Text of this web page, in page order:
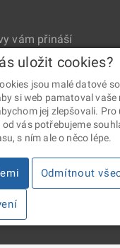
vám přináší
agentura • Informace
1999 Sb., o svobodném
uložit cookies?
jsou malé datové
si web pamatoval vaše
jej zlepšovali. Pro
vás potřebujeme
s ním ale o něco lépe.
Odmítnout